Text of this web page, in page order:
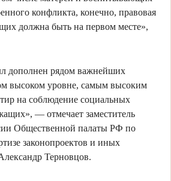
конфликта, конечно, правовая
должна быть на первом месте»,
дополнен рядом важнейших
высоком уровне, самым высоким
на соблюдение социальных
— отмечает заместитель
Общественной палаты РФ по
законопроектов и иных
Терновцов.